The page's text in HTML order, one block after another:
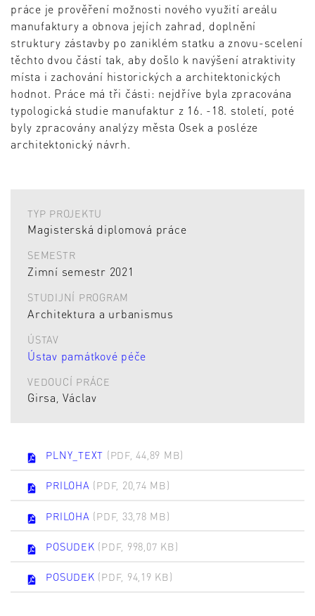
práce je prověření možnosti nového využití areálu
manufaktury a obnova jejích zahrad, doplnění
struktury zástavby po zaniklém statku a znovu-scelení
těchto dvou částí tak, aby došlo k navýšení atraktivity
místa i zachování historických a architektonických
hodnot. Práce má tři části: nejdříve byla zpracována
typologická studie manufaktur z 16. -18. století, poté
byly zpracovány analýzy města Osek a posléze
architektonický návrh.
TYP PROJEKTU
Magisterská diplomová práce
SEMESTR
Zimní semestr 2021
STUDIJNÍ PROGRAM
Architektura a urbanismus
ÚSTAV
Ústav památkové péče
VEDOUCÍ PRÁCE
Girsa, Václav
PLNY_TEXT (PDF, 44,89 MB)
PRILOHA (PDF, 20,74 MB)
PRILOHA (PDF, 33,78 MB)
POSUDEK (PDF, 998,07 KB)
POSUDEK (PDF, 94,19 KB)